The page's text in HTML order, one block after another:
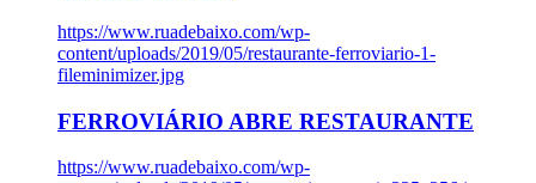
https://www.ruadebaixo.com/wp-
content/uploads/2019/05/restaurante-ferroviario-1-
fileminimizer.jpg
FERROVIÁRIO ABRE RESTAURANTE
https://www.ruadebaixo.com/wp-